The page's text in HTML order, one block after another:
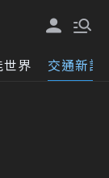
世界 交通新訊